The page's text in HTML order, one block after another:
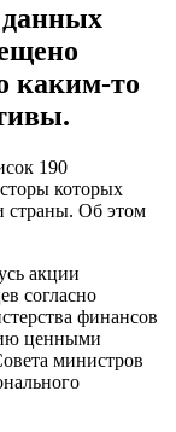
каким-то
190
которых
страны. Об этом
акции
согласно
финансов
ценными
министров